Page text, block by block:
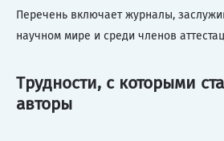
Перечень включает журналы,
научном мире и среди членов
Трудности, с которыми
авторы